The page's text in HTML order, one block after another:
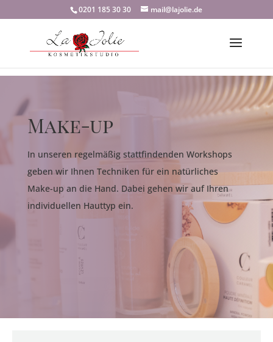
0201 185 30 30 mail@lajolie.de
Make-up
In unseren regelmäßig stattfindenden Workshops
geben wir Ihnen Techniken für ein natürliches
Make-up an die Hand. Dabei gehen wir auf Ihren
individuellen Hauttyp ein.